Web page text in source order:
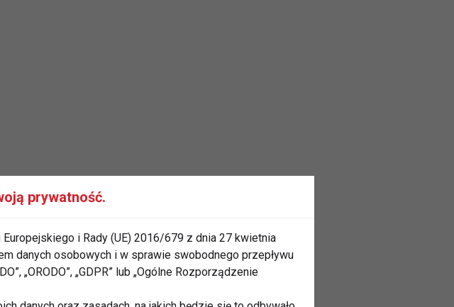
To nowa linia
prywatność.
i Rady (UE) 2016/679 z dnia 27 kwietnia
danych osobowych i w sprawie swobodnego przepływu
„ORODO”, „GDPR” lub „Ogólne Rozporządzenie